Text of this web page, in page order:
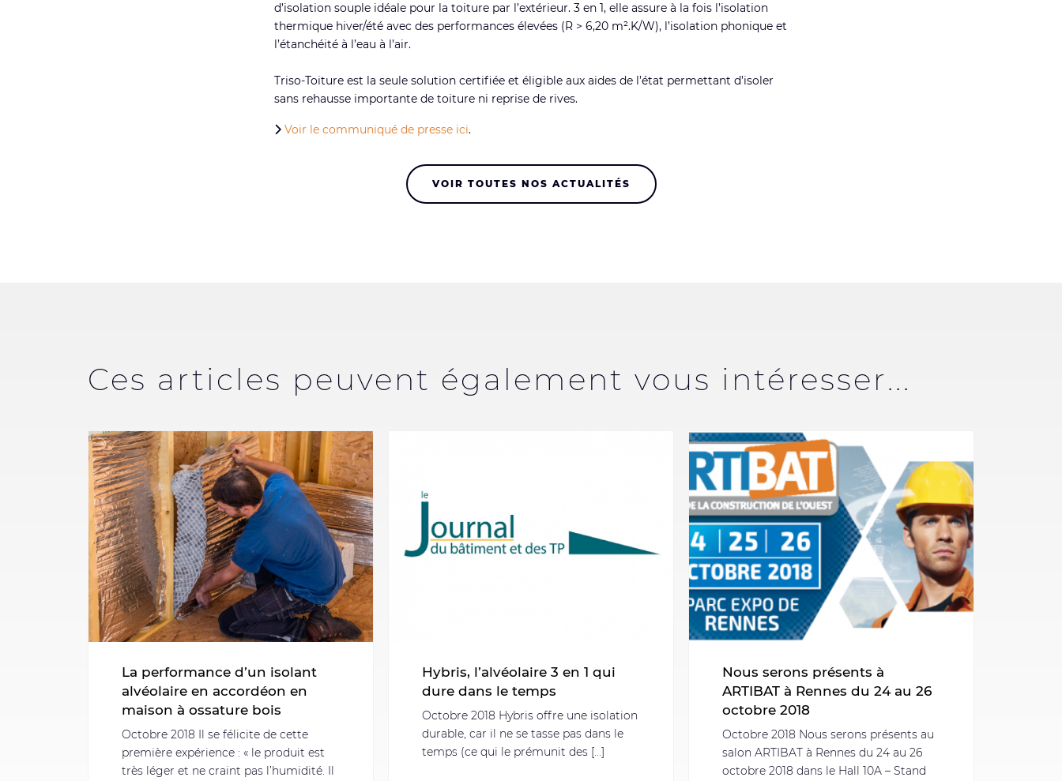
d’isolation souple idéale pour la toiture par l’extérieur. 3 en 1, elle assure à la fois l’isolation
thermique hiver/été avec des performances élevées (R > 6,20 m².K/W), l’isolation phonique et
l’étanchéité à l’eau à l’air.
Triso-Toiture est la seule solution certifiée et éligible aux aides de l’état permettant d’isoler
sans rehausse importante de toiture ni reprise de rives.
Voir le communiqué de presse ici.
VOIR TOUTES NOS ACTUALITÉS
Ces articles peuvent également vous intéresser...
La performance d’un isolant
alvéolaire en accordéon en
maison à ossature bois
Octobre 2018 Il se félicite de cette
première expérience : « le produit est
très léger et ne craint pas l’humidité. Il
Hybris, l’alvéolaire 3 en 1 qui
dure dans le temps
Octobre 2018 Hybris offre une isolation
durable, car il ne se tasse pas dans le
temps (ce qui le prémunit des [...]
Nous serons présents à
ARTIBAT à Rennes du 24 au 26
octobre 2018
Octobre 2018 Nous serons présents au
salon ARTIBAT à Rennes du 24 au 26
octobre 2018 dans le Hall 10A – Stand